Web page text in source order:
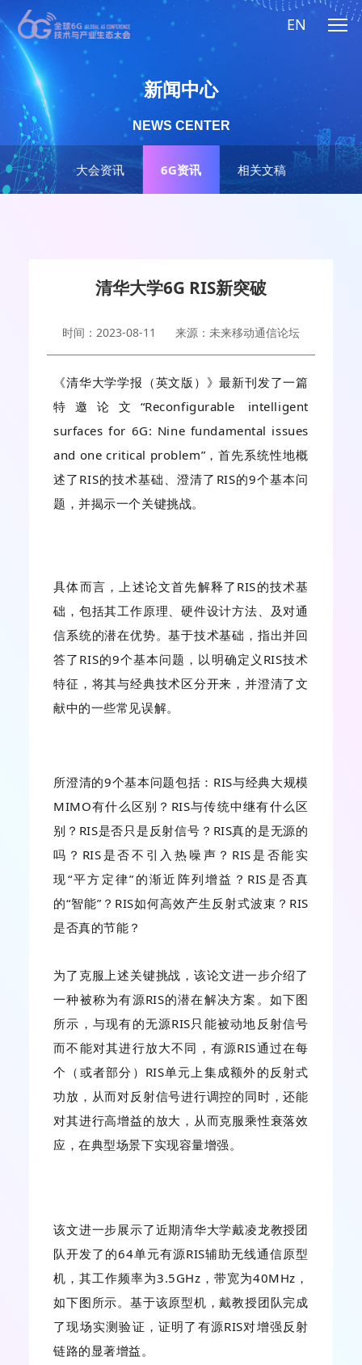
EN
大会资讯 6G资讯 相关文稿
新闻中心
NEWS CENTER
清华大学6G RIS新突破
时间：2023-08-11 来源：未来移动通信论坛
《清华大学学报（英文版）》最新刊发了一篇
特邀论文“Reconfigurable intelligent
surfaces for 6G: Nine fundamental issues
and one critical problem”，首先系统性地概
述了RIS的技术基础、澄清了RIS的9个基本问
题，并揭示一个关键挑战。
具体而言，上述论文首先解释了RIS的技术基
础，包括其工作原理、硬件设计方法、及对通
信系统的潜在优势。基于技术基础，指出并回
答了RIS的9个基本问题，以明确定义RIS技术
特征，将其与经典技术区分开来，并澄清了文
献中的一些常见误解。
所澄清的9个基本问题包括：RIS与经典大规模
MIMO有什么区别？RIS与传统中继有什么区
别？RIS是否只是反射信号？RIS真的是无源的
吗？RIS是否不引入热噪声？RIS是否能实
现“平方定律”的渐近阵列增益？RIS是否真
的“智能”？RIS如何高效产生反射式波束？RIS
是否真的节能？
为了克服上述关键挑战，该论文进一步介绍了
一种被称为有源RIS的潜在解决方案。如下图
所示，与现有的无源RIS只能被动地反射信号
而不能对其进行放大不同，有源RIS通过在每
个（或者部分）RIS单元上集成额外的反射式
功放，从而对反射信号进行调控的同时，还能
对其进行高增益的放大，从而克服乘性衰落效
应，在典型场景下实现容量增强。
该文进一步展示了近期清华大学戴凌龙教授团
队开发了的64单元有源RIS辅助无线通信原型
机，其工作频率为3.5GHz，带宽为40MHz，
如下图所示。基于该原型机，戴教授团队完成
了现场实测验证，证明了有源RIS对增强反射
链路的显著增益。